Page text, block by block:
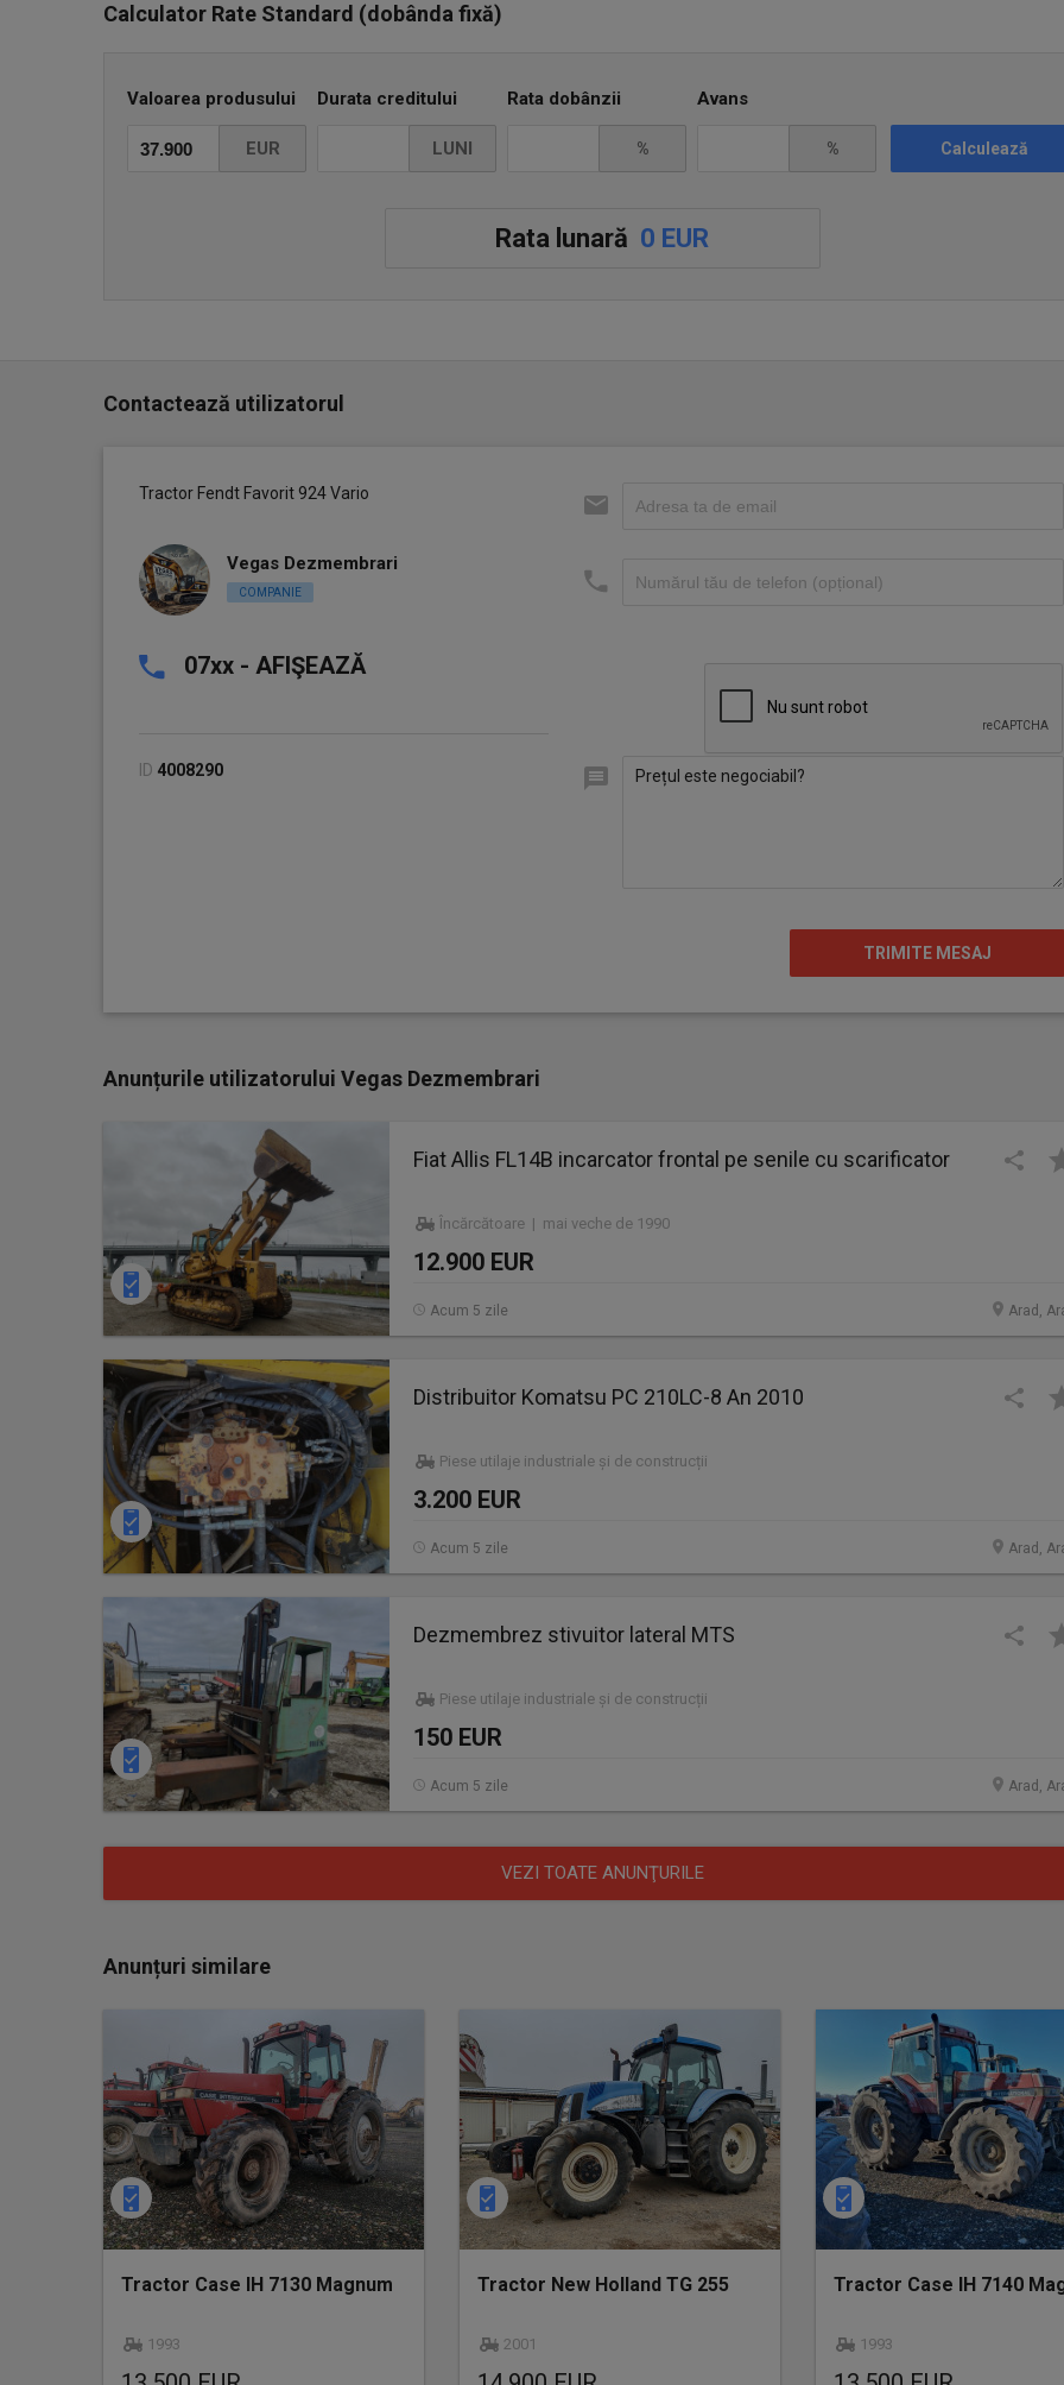
frâne cu aer comprimat.
Pret 37900 euro. Telefon 0755.700.060
Calculator Rate Standard (dobânda fixă)
Valoarea produsului
EUR
Durata creditului
LUNI
Rata dobânzii
%
Avans
% Calculează
Rata lunară 0 EUR
Contactează utilizatorul
Tractor Fendt Favorit 924 Vario
Vegas Dezmembrari
COMPANIE
07xx - AFIŞEAZĂ
ID 4008290
Anunțurile utilizatorului Vegas Dezmembrari
Fiat Allis FL14B incarcator frontal pe senile cu scarificator
Încărcătoare | mai veche de 1990
12.900 EUR
Arad,
Acum 5 zile
Distribuitor Komatsu PC 210LC-8 An 2010
Piese utilaje industriale și de construcții
3.200 EUR
Arad,
Acum 5 zile
Dezmembrez stivuitor lateral MTS
Piese utilaje industriale și de construcții
150 EUR
Arad,
Acum 5 zile
VEZI TOATE ANUNŢURILE
Anunțuri similare
Tractor Case IH 7130 Magnum
1993
Tractor New Holland TG 255
2001
Tractor Case IH 7140
1993